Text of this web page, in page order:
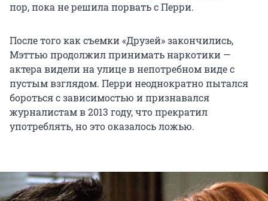
пор, пока не решила порвать с Перри.
После того как съемки «Друзей» закончились,
Мэттью продолжил принимать наркотики —
актера видели на улице в непотребном виде с
пустым взглядом. Перри неоднократно пытался
бороться с зависимостью и признавался
журналистам в 2013 году, что прекратил
употреблять, но это оказалось ложью.